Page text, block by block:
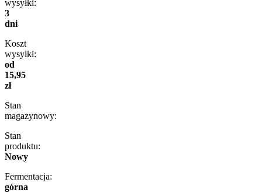
wysyłki:
3
dni
Koszt
wysyłki:
od
15,95
zł
Stan
magazynowy:
Stan
produktu:
Nowy
Fermentacja:
górna